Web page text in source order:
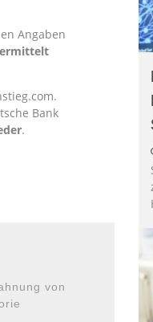
Angaben
Bank
.
von